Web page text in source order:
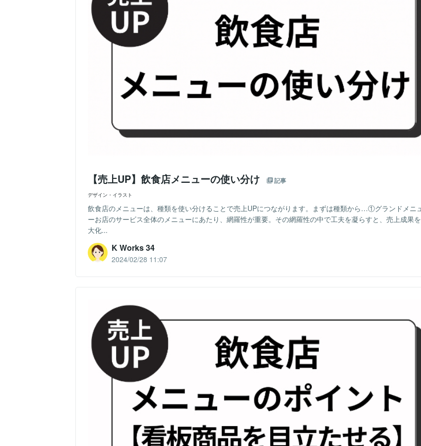
【売上UP】飲食店メニューの使い分け 記事
デザイン・イラスト
飲食店のメニューは、種類を使い分けることで売上UPにつながります。まずは種類から…①グランドメニュ
ーお店のサービス全体のメニューにあたり、網羅性が重要。その網羅性の中で工夫を凝らすと、売上成果
大化...
K Works 34
2024/02/28 11:07